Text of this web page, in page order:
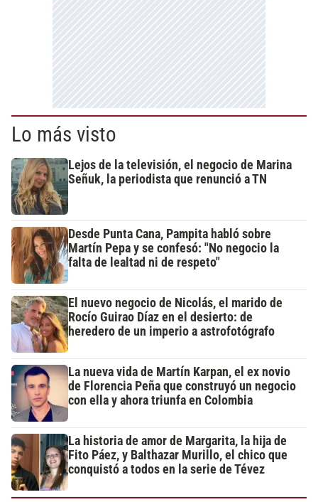
Lo más visto
Lejos de la televisión, el negocio de Marina
Señuk, la periodista que renunció a TN
Desde Punta Cana, Pampita habló sobre
Martín Pepa y se confesó: "No negocio la
falta de lealtad ni de respeto"
El nuevo negocio de Nicolás, el marido de
Rocío Guirao Díaz en el desierto: de
heredero de un imperio a astrofotógrafo
La nueva vida de Martín Karpan, el ex novio
de Florencia Peña que construyó un negocio
con ella y ahora triunfa en Colombia
La historia de amor de Margarita, la hija de
Fito Páez, y Balthazar Murillo, el chico que
conquistó a todos en la serie de Tévez